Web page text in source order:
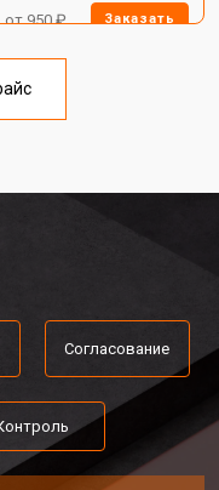
от 950 ₽ Заказать
от 3200 ₽
Согласование